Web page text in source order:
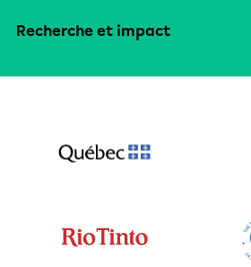
Recherche et impact